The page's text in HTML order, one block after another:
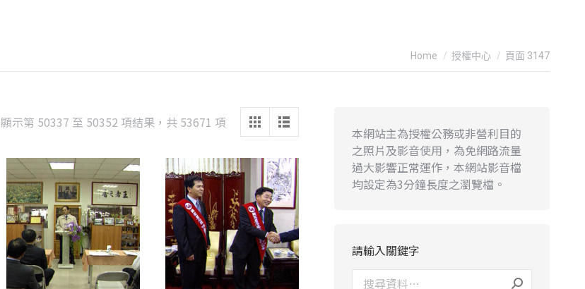
You are here:
Home 授權中心 頁面 3147
顯示第 50337 至 50352 項結果，共 53671 項 Sorted
latest
本網站主為授權公務或非營利目的
之照片及影音使用，為免網路流量
過大影響正常運作，本網站影音檔
均設定為3分鐘長度之瀏覽檔。
請輸入關鍵字